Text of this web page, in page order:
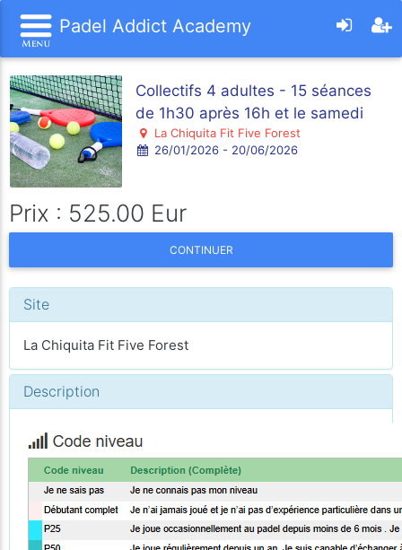
Padel Addict Academy
Collectifs 4 adultes - 15 séances
de 1h30 après 16h et le samedi
La Chiquita Fit Five Forest
26/01/2026 - 20/06/2026
Prix : 525.00 Eur
CONTINUER
Site
La Chiquita Fit Five Forest
Description